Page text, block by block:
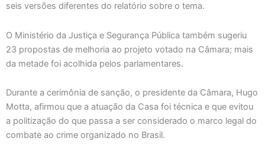
seis versões diferentes do relatório sobre o tema.
O Ministério da Justiça e Segurança Pública também sugeriu
23 propostas de melhoria ao projeto votado na Câmara; mais
da metade foi acolhida pelos parlamentares.
Durante a cerimônia de sanção, o presidente da Câmara, Hugo
Motta, afirmou que a atuação da Casa foi técnica e que evitou
a politização do que passa a ser considerado o marco legal do
combate ao crime organizado no Brasil.